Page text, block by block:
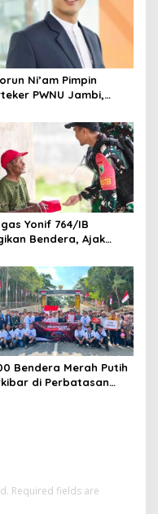
Ni’am Pimpin
PWNU Jambi,
Visioner untuk Abad
NU
Yonif 764/IB
Bendera, Ajak
RI
Bendera Merah Putih
di Perbatasan
Required fields are